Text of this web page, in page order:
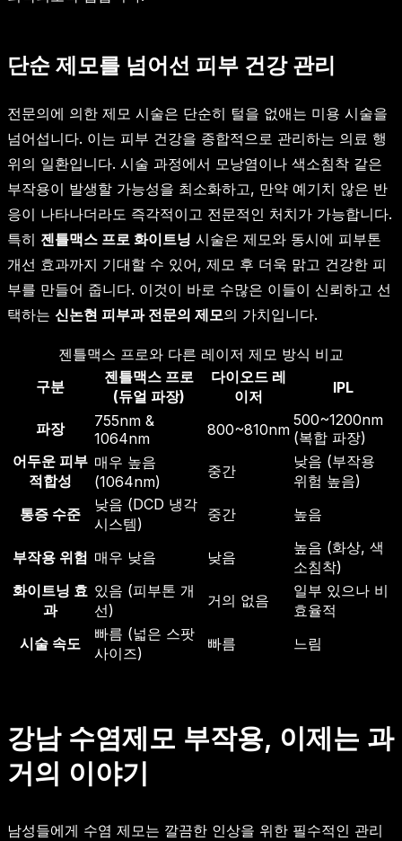
단순 제모를 넘어선 피부 건강 관리
전문의에 의한 제모 시술은 단순히 털을 없애는 미용 시술을
넘어섭니다. 이는 피부 건강을 종합적으로 관리하는 의료 행
위의 일환입니다. 시술 과정에서 모낭염이나 색소침착 같은
부작용이 발생할 가능성을 최소화하고, 만약 예기치 않은 반
응이 나타나더라도 즉각적이고 전문적인 처치가 가능합니다.
특히 젠틀맥스 프로 화이트닝 시술은 제모와 동시에 피부톤
개선 효과까지 기대할 수 있어, 제모 후 더욱 맑고 건강한 피
부를 만들어 줍니다. 이것이 바로 수많은 이들이 신뢰하고 선
택하는 신논현 피부과 전문의 제모의 가치입니다.
젠틀맥스 프로와 다른 레이저 제모 방식 비교
구분
젠틀맥스 프로
(듀얼 파장)
다이오드 레
이저
IPL
파장
755nm &
1064nm
800~810nm
500~1200nm
(복합 파장)
어두운 피부
적합성
매우 높음
(1064nm)
중간
낮음 (부작용
위험 높음)
통증 수준
낮음 (DCD 냉각
시스템)
중간 높음
부작용 위험 매우 낮음 낮음
높음 (화상, 색
소침착)
화이트닝 효
과
있음 (피부톤 개
선)
거의 없음
일부 있으나 비
효율적
시술 속도
빠름 (넓은 스팟
사이즈)
빠름 느림
강남 수염제모 부작용, 이제는 과
거의 이야기
남성들에게 수염 제모는 깔끔한 인상을 위한 필수적인 관리